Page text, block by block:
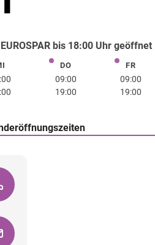
EUROSPAR bis 18:00 Uhr geöffnet
Mittwoch DODonnerstag
09:00
19:00
FRFreitag
09:00
19:00